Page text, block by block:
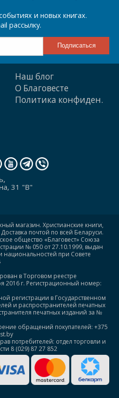
и новых книгах.
рассылку.
Наш блог
О Благовесте
Политика конфиден.
31 "В"
магазин. Христианские книги,
почтой по всей Беларуси.
общество «Благовест» Союза
№ 050 от 27.10.1999, выдан
национальностей при Совете
в Торговом реестре
2016 г. Регистрационный номер:
регистрации в Государственном
и распространителей печатных
печатных изданий за №
обращений покупателей: +375
потребителей: отдел торговли и
8 (029) 87 27 852